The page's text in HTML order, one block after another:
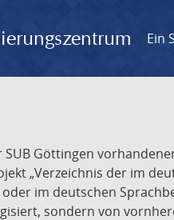
Ein
Göttingen
„Verzeichnis der im
im deutschen
sondern von